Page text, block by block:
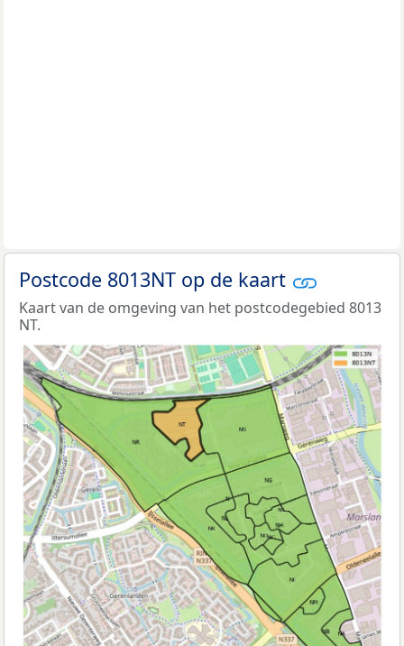
Postcode 8013NT op de kaart
Kaart van de omgeving van het postcodegebied 8013
NT.